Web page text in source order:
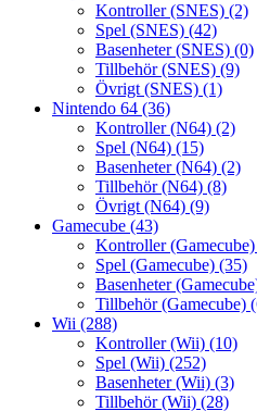
Kontroller (SNES) (2)
Spel (SNES) (42)
Basenheter (SNES) (0)
Tillbehör (SNES) (9)
Övrigt (SNES) (1)
Nintendo 64 (36)
Kontroller (N64) (2)
Spel (N64) (15)
Basenheter (N64) (2)
Tillbehör (N64) (8)
Övrigt (N64) (9)
Gamecube (43)
Kontroller (Gamecube)
Spel (Gamecube) (35)
Basenheter
Tillbehör (Gamecube)
Wii (288)
Kontroller (Wii) (10)
Spel (Wii) (252)
Basenheter (Wii) (3)
Tillbehör (Wii) (28)